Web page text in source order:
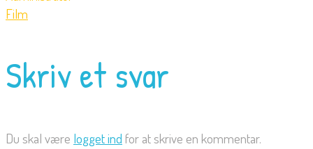
Film
Skriv et svar
Du skal være logget ind for at skrive en kommentar.